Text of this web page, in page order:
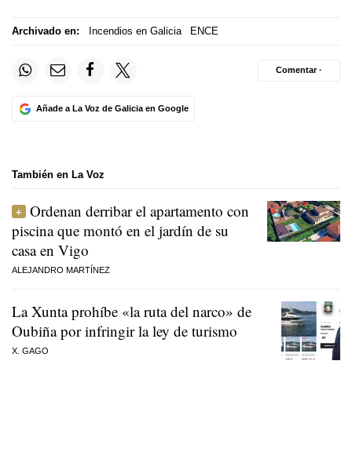
Archivado en: Incendios en Galicia ENCE
Añade a La Voz de Galicia en Google
Comentar ·
También en La Voz
Ordenan derribar el apartamento con
piscina que montó en el jardín de su
casa en Vigo
ALEJANDRO MARTÍNEZ
La Xunta prohíbe «la ruta del narco» de
Oubiña por infringir la ley de turismo
X. GAGO